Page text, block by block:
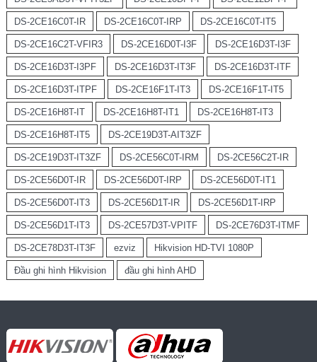
DS-2CE16C0T-IR DS-2CE16C0T-IRP DS-2CE16C0T-IT5
DS-2CE16C2T-VFIR3 DS-2CE16D0T-I3F DS-2CE16D3T-I3F
DS-2CE16D3T-I3PF DS-2CE16D3T-IT3F DS-2CE16D3T-ITF
DS-2CE16D3T-ITPF DS-2CE16F1T-IT3 DS-2CE16F1T-IT5
DS-2CE16H8T-IT DS-2CE16H8T-IT1 DS-2CE16H8T-IT3
DS-2CE16H8T-IT5 DS-2CE19D3T-AIT3ZF
DS-2CE19D3T-IT3ZF DS-2CE56C0T-IRM DS-2CE56C2T-IR
DS-2CE56D0T-IR DS-2CE56D0T-IRP DS-2CE56D0T-IT1
DS-2CE56D0T-IT3 DS-2CE56D1T-IR DS-2CE56D1T-IRP
DS-2CE56D1T-IT3 DS-2CE57D3T-VPITF DS-2CE76D3T-ITMF
DS-2CE78D3T-IT3F ezviz Hikvision HD-TVI 1080P
Đầu ghi hình Hikvision đầu ghi hình AHD